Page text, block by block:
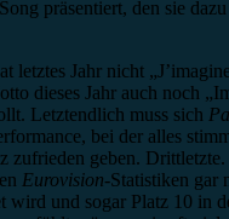
präsentiert, den sie
letztes Jahr nicht
dieses Jahr auch noch
Letztendlich muss sich
bei der alles
zufrieden geben.
Eurovision-Statistiken gar
wird und sogar Platz 10 in